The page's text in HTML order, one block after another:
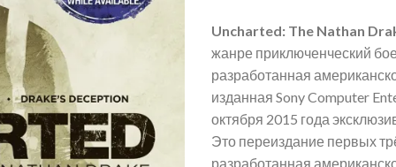
Uncharted: The Nathan
жанре приключенческий
разработанная
изданная Sony Computer
октября 2015 года
Это переиздание первых
разработанная